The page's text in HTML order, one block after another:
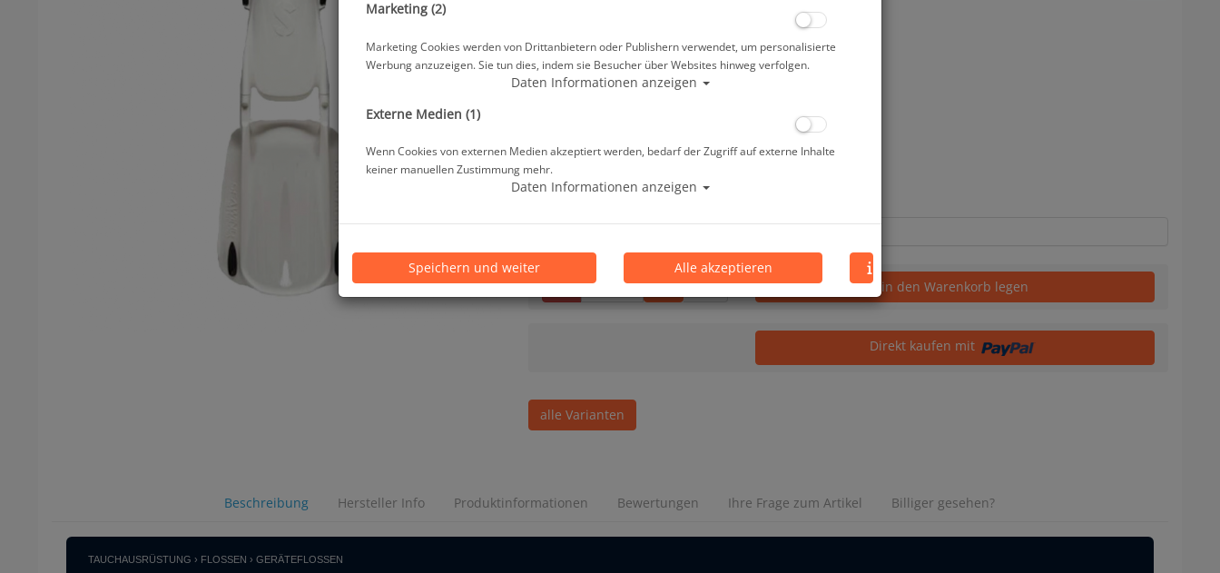
Herstellerpreis: 199,00 €
Lieferbar in 1-3 Werktage, der Artikel ist auf Lager
Stk. in den Warenkorb legen
Direkt kaufen mit
alle Varianten
Beschreibung Hersteller Info Produktinformationen Bewertungen Ihre Frage zum Artikel Billiger gesehen?
TAUCHAUSRÜSTUNG › FLOSSEN › GERÄTEFLOSSEN
Marketing (2)
Marketing Cookies werden von Drittanbietern oder Publishern verwendet, um personalisierte
Werbung anzuzeigen. Sie tun dies, indem sie Besucher über Websites hinweg verfolgen.
Daten Informationen anzeigen
Externe Medien (1)
Wenn Cookies von externen Medien akzeptiert werden, bedarf der Zugriff auf externe Inhalte
keiner manuellen Zustimmung mehr.
Daten Informationen anzeigen
Speichern und weiter Alle akzeptieren